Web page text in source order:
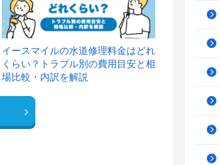
イースマイルの水道修理料金はどれ
くらい？トラブル別の費用目安と相
場比較・内訳を解説